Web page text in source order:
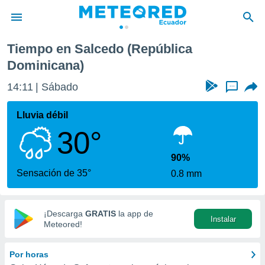
de
por
para
se
calidad.
a este
las
y
forma
basada
Tiempo en Salcedo (República
Dominicana)
14:11 Sábado ...
Lluvia débil
30°
Sensación de 35°
90%
0.8 mm
¡Descarga GRATIS la app de
Meteored!
Instalar
Por horas